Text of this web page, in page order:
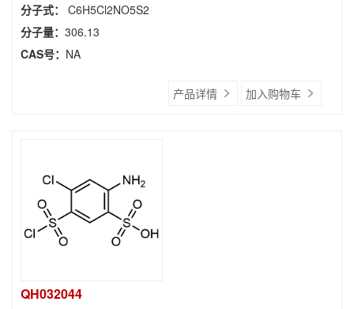
分子式： C6H5Cl2NO5S2
分子量： 306.13
CAS号： NA
产品详情 加入购物车
QH032044